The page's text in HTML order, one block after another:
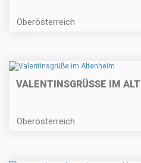
Oberösterreich
VALENTINSGRÜSSE IM
Oberösterreich